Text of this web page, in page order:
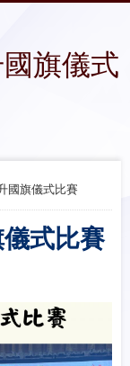
國旗儀式
國旗儀式比賽
儀式比賽